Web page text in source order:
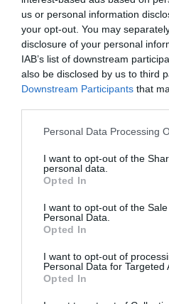
us or personal information
your opt-out. You may
disclosure of your personal
IAB’s list of downstream
also be disclosed by us to third
Downstream Participants that
Please note that this website/
not limited to your visit or usage
grant or deny consent to
use your data for below
consent section.
Personal Data Processing
I want to opt-out of the
personal data.
Opted In
I want to opt-out of the
Personal Data.
Opted In
I want to opt-out of
Personal Data for Targeted
Opted In
09.08.2026 | 12:00
Συναγερμός στη Βόρεια
Αγελάδες πετάγονται στο
Η έκκληση ιερέα στους
09.08.2026 | 11:40
στην Ιστιαία!
09.08.2026 | 11:20
Συγκεντρώνει τρόφιμα για
άπορες οικογένειες για τον
Δεκαπενταύγουστο!
09.08.2026 | 11:00
Σε πλήρη ετοιμότητα για